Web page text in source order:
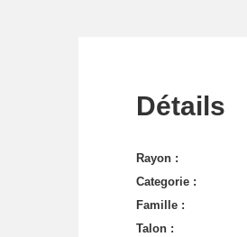
Détails
Rayon :
Categorie :
Famille :
Talon :